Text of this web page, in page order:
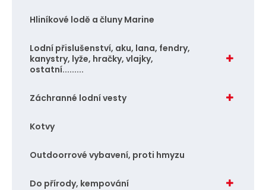
Hliníkové lodě a čluny Marine
Lodní přislušenství, aku, lana, fendry,
kanystry, lyže, hračky, vlajky,
ostatní.........
Záchranné lodní vesty
Kotvy
Outdoorrové vybavení, proti hmyzu
Do přírody, kempování